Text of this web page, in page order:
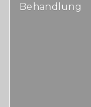
Behandlung